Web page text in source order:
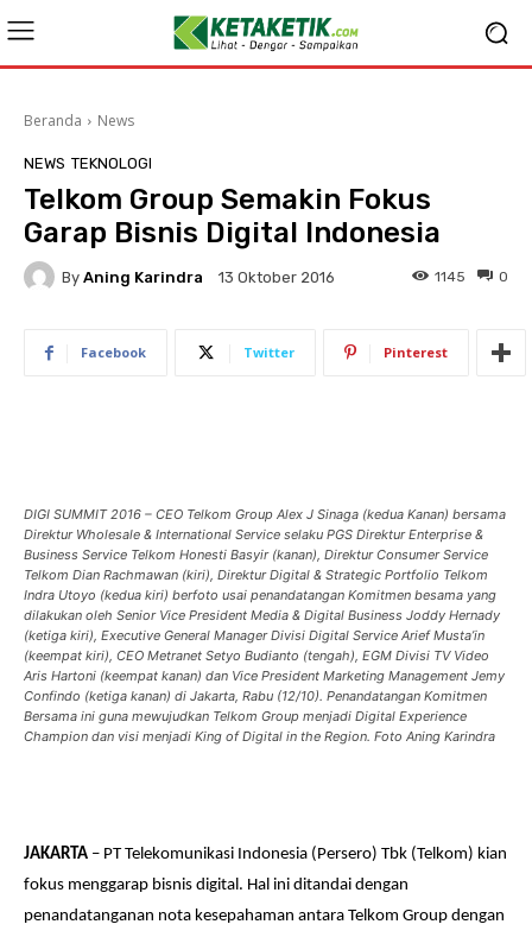
Beranda News
NEWS TEKNOLOGI
Telkom Group Semakin Fokus
Garap Bisnis Digital Indonesia
By Aning Karindra 13 Oktober 2016 0
1145
Facebook Twitter Pinterest
DIGI SUMMIT 2016 – CEO Telkom Group Alex J Sinaga (kedua Kanan) bersama
Direktur Wholesale & International Service selaku PGS Direktur Enterprise &
Business Service Telkom Honesti Basyir (kanan), Direktur Consumer Service
Telkom Dian Rachmawan (kiri), Direktur Digital & Strategic Portfolio Telkom
Indra Utoyo (kedua kiri) berfoto usai penandatangan Komitmen besama yang
dilakukan oleh Senior Vice President Media & Digital Business Joddy Hernady
(ketiga kiri), Executive General Manager Divisi Digital Service Arief Musta’in
(keempat kiri), CEO Metranet Setyo Budianto (tengah), EGM Divisi TV Video
Aris Hartoni (keempat kanan) dan Vice President Marketing Management Jemy
Confindo (ketiga kanan) di Jakarta, Rabu (12/10). Penandatangan Komitmen
Bersama ini guna mewujudkan Telkom Group menjadi Digital Experience
Champion dan visi menjadi King of Digital in the Region. Foto Aning Karindra
JAKARTA – PT Telekomunikasi Indonesia (Persero) Tbk (Telkom) kian
fokus menggarap bisnis digital. Hal ini ditandai dengan
penandatanganan nota kesepahaman antara Telkom Group dengan